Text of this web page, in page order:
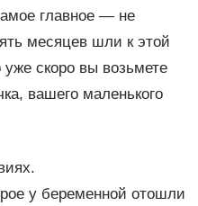
главное — не
месяцев шли к этой
скоро вы возьмете
вашего маленького
у беременной отошли